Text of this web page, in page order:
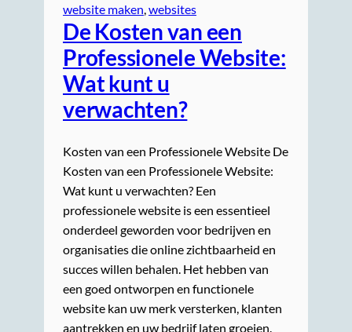
website maken websites
De Kosten van een
Professionele Website:
Wat kunt u
verwachten?
Kosten van een Professionele Website De
Kosten van een Professionele Website:
Wat kunt u verwachten? Een
professionele website is een essentieel
onderdeel geworden voor bedrijven en
organisaties die online zichtbaarheid en
succes willen behalen. Het hebben van
een goed ontworpen en functionele
website kan uw merk versterken, klanten
aantrekken en uw bedrijf laten groeien.